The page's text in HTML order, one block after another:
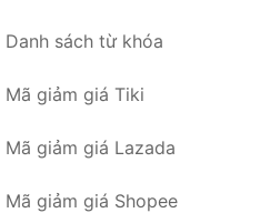
Danh sách từ khóa
Mã giảm giá Tiki
Mã giảm giá Lazada
Mã giảm giá Shopee